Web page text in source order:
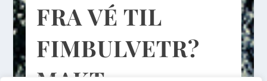
FRA VÉ TIL
FIMBULVETR?